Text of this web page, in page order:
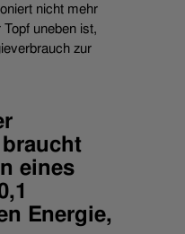
nicht mehr
uneben ist,
zur
eines
Energie,